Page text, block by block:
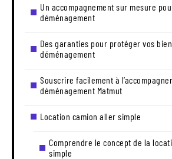
Un accompagnement sur mesure
déménagement
Des garanties pour protéger vos
déménagement
Souscrire facilement à
déménagement Matmut
Location camion aller simple
Comprendre le concept de la
simple